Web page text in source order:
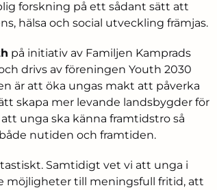
forskning på ett sådant sätt att
hälsa och social utveckling främjas.
på initiativ av Familjen Kamprads
drivs av föreningen Youth 2030
är att öka ungas makt att påverka
skapa mer levande landsbygder för
unga ska känna framtidstro så
nutiden och framtiden.
Samtidigt vet vi att unga i
möjligheter till meningsfull fritid, att